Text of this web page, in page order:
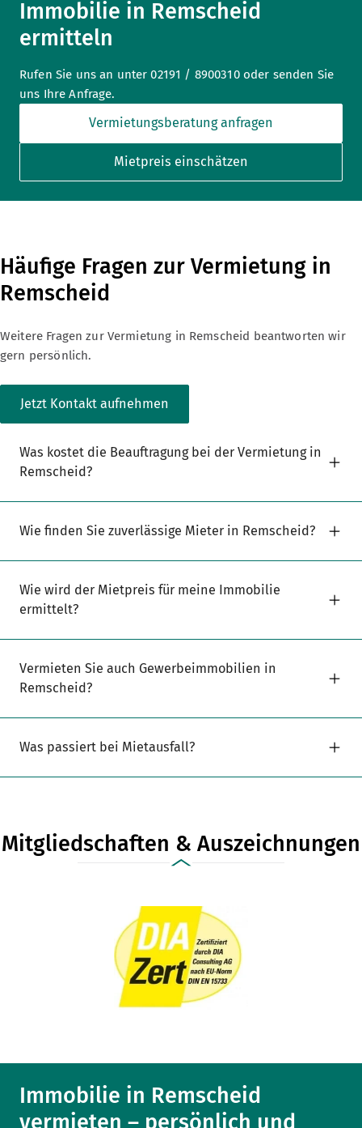
Immobilie in Remscheid
ermitteln
Rufen Sie uns an unter 02191 / 8900310 oder senden Sie
uns Ihre Anfrage.
Vermietungsberatung anfragen
Mietpreis einschätzen
Häufige Fragen zur Vermietung in
Remscheid
Weitere Fragen zur Vermietung in Remscheid beantworten wir
gern persönlich.
Jetzt Kontakt aufnehmen
Was kostet die Beauftragung bei der Vermietung in
Remscheid?
Wie finden Sie zuverlässige Mieter in Remscheid?
Wie wird der Mietpreis für meine Immobilie
ermittelt?
Vermieten Sie auch Gewerbeimmobilien in
Remscheid?
Was passiert bei Mietausfall?
Mitgliedschaften & Auszeichnungen
Immobilie in Remscheid
vermieten – persönlich und